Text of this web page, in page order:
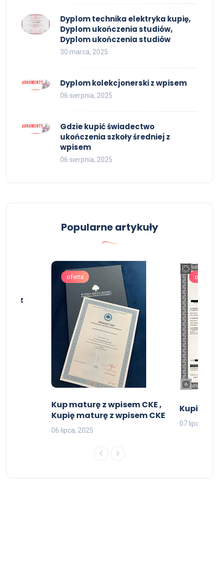
Dyplom technika elektryka kupię,
Dyplom ukończenia studiów,
Dyplom ukończenia studiów
30 marca, 2025
Dyplom kolekcjonerski z wpisem
06 sierpnia, 2025
Gdzie kupić świadectwo
ukończenia szkoły średniej z
wpisem
06 sierpnia, 2025
Popularne artykuły
z
oferta
Kup maturę z wpisem CKE ,
Kupię maturę z wpisem CKE
06 lipca, 2025
oferta
Kupię
07 lipca,